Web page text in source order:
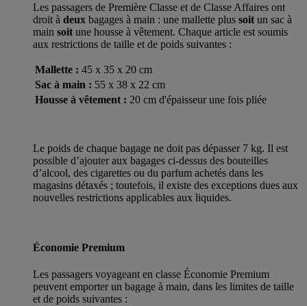
Les passagers de Première Classe et de Classe Affaires ont
droit à deux bagages à main : une mallette plus soit un sac à
main soit une housse à vêtement. Chaque article est soumis
aux restrictions de taille et de poids suivantes :
Mallette : 45 x 35 x 20 cm
Sac à main : 55 x 38 x 22 cm
Housse à vêtement : 20 cm d'épaisseur une fois pliée
Le poids de chaque bagage ne doit pas dépasser 7 kg. Il est
possible d’ajouter aux bagages ci-dessus des bouteilles
d’alcool, des cigarettes ou du parfum achetés dans les
magasins détaxés ; toutefois, il existe des exceptions dues aux
nouvelles restrictions applicables aux liquides.
Économie Premium
Les passagers voyageant en classe Économie Premium
peuvent emporter un bagage à main, dans les limites de taille
et de poids suivantes :